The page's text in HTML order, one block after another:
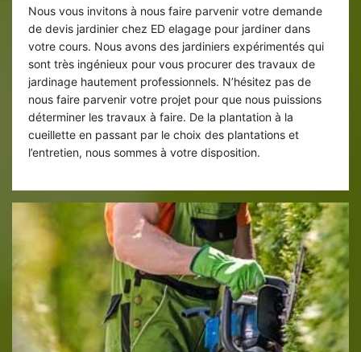
Nous vous invitons à nous faire parvenir votre demande
de devis jardinier chez ED elagage pour jardiner dans
votre cours. Nous avons des jardiniers expérimentés qui
sont très ingénieux pour vous procurer des travaux de
jardinage hautement professionnels. N’hésitez pas de
nous faire parvenir votre projet pour que nous puissions
déterminer les travaux à faire. De la plantation à la
cueillette en passant par le choix des plantations et
l’entretien, nous sommes à votre disposition.